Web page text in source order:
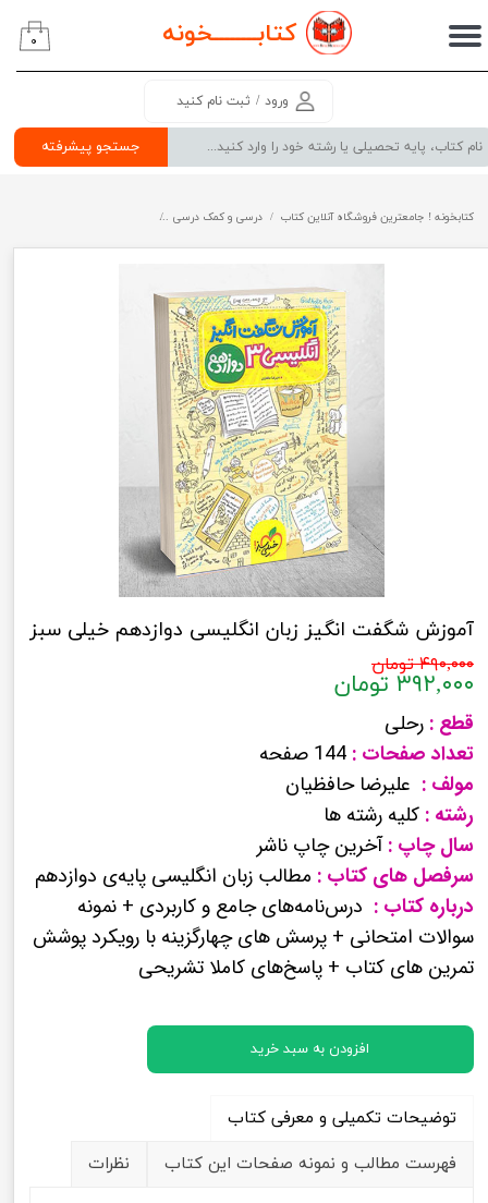
کتابــــــــخونه
جستجو پیشرفته
ورود / ثبت نام کنید
حساب کاربری من
سفارشات
۰
کتابخونه ! جامعترین فروشگاه آنلاین کتاب درسی و کمک درسی
آموزش شگفت انگیز زبان انگلیسی دوازدهم خیلی سبز
۴۹۰,۰۰۰ تومان
۳۹۲,۰۰۰ تومان
قطع : رحلی
تعداد صفحات : 144 صفحه
مولف : علیرضا حافظیان
رشته : کلیه رشته ها
سال چاپ :آخرین چاپ ناشر
سرفصل های کتاب : مطالب زبان انگلیسی پایه‌ی دوازدهم
درباره کتاب : درس‌نامه‌های جامع و کاربردی + نمونه
سوالات امتحانی + پرسش های چهارگزینه با رویکرد پوشش
تمرین های کتاب + پاسخ‌های کاملا تشریحی
افزودن به سبد خرید
توضیحات تکمیلی و معرفی کتاب
فهرست مطالب و نمونه صفحات این کتاب
نظرات